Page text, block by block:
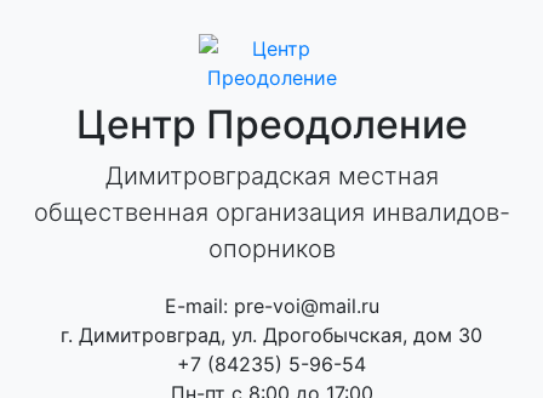
Центр Преодоление
Димитровградская местная
общественная организация инвалидов-
опорников
E-mail: pre-voi@mail.ru
г. Димитровград, ул. Дрогобычская, дом 30
+7 (84235) 5-96-54
Пн-пт с 8:00 до 17:00